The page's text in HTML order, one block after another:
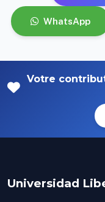
WhatsApp
Votre
Universidad